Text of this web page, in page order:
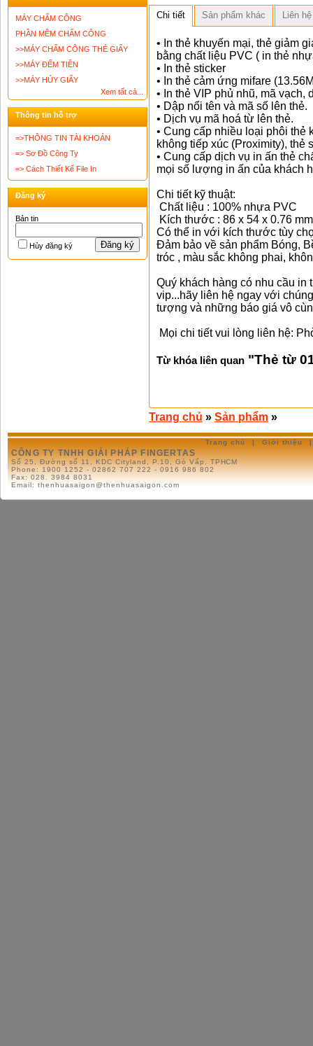
Chi tiết Sản phẩm khác Liên hệ
• In thẻ khuyến mại, thẻ giảm
bằng chất liệu PVC ( in thẻ
• In thẻ sticker
• In thẻ cảm ứng mifare
• In thẻ VIP phủ nhũ, mã vạch,
• Dập nổi tên và mã số lên thẻ.
• Dịch vụ mã hoá từ lên thẻ.
• Cung cấp nhiều loại phôi thẻ
không tiếp xúc (Proximity), thẻ
• Cung cấp dịch vụ in ấn thẻ
mọi số lượng in ấn của khách
Chi tiết kỹ thuật:
Chất liệu : 100% nhựa PVC
Kích thước : 86 x 54 x 0.76 mm
Có thể in với kích thước tùy
Đảm bảo về sản phẩm Bóng,
tróc , màu sắc không phai,
Quý khách hàng có nhu cầu in
vip...hãy liên hệ ngay với
tượng và những báo giá vô
Mọi chi tiết vui lòng liên hệ:
Từ khóa liên quan "Thẻ từ
Trang chủ » Sản phẩm »
MÁY CHẤM CÔNG
PHẦN MỀM CHẤM CÔNG
>>MÁY CHẤM CÔNG THẺ GIẤY
>>MÁY ĐẾM TIỀN
>>MÁY HỦY GIẤY
Xem tất cả...
Thông tin hỗ trợ
=>THÔNG TIN TÀI KHOẢN
=> Sơ Đồ Công Ty
=> Cách Thiết Kế File In
Đăng ký
Bản tin
Hủy đăng ký Đăng ký
Trang chủ | Giới thiệu |
CÔNG TY TNHH GIẢI PHÁP FINGERTAS
Số 25, Đường số 11, KDC Cityland, P.10, Gò Vấp, TPHCM
Phone:1900 1252 - 02862 707 222 - 0916 986 802
Fax: 028. 3984 8031
Email: thenhuasaigon@thenhuasaigon.com